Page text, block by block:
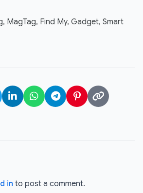
MagTag, Find My, Gadget, Smart
in to post a comment.